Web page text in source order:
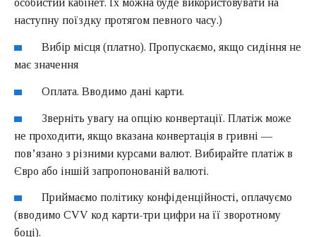
особистий кабінет. Їх можна буде використовувати на
наступну поїздку протягом певного часу.)
Вибір місця (платно). Пропускаємо, якщо сидіння не
має значення
Оплата. Вводимо дані карти.
Зверніть увагу на опцію конвертації. Платіж може
не проходити, якщо вказана конвертація в гривні —
пов’язано з різними курсами валют. Вибирайте платіж в
Євро або іншій запропонованій валюті.
Приймаємо політику конфіденційності, оплачуємо
(вводимо СVV код карти-три цифри на її зворотному
боці).